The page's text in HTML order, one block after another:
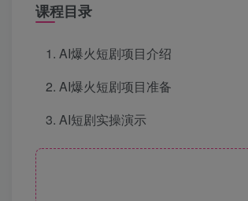
课程目录
AI爆火短剧项目介绍
AI爆火短剧项目准备
AI短剧实操演示